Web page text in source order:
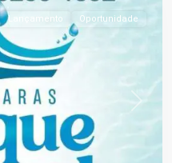
Next
Lançamento Oportunidade